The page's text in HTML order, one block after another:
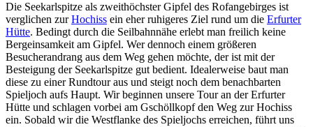
Die Seekarlspitze als zweithöchster Gipfel des Rofangebirges ist
verglichen zurHochiss ein eher ruhigeres Ziel rund um die Erfurter
Hütte. Bedingt durch die Seilbahnnähe erlebt man freilich keine
Bergeinsamkeit am Gipfel. Wer dennoch einem größeren
Besucherandrang aus dem Weg gehen möchte, der ist mit der
Besteigung der Seekarlspitze gut bedient. Idealerweise baut man
diese zu einer Rundtour aus und steigt noch dem benachbarten
Spieljoch aufs Haupt. Wir beginnen unsere Tour an der Erfurter
Hütte und schlagen vorbei am Gschöllkopf den Weg zur Hochiss
ein. Sobald wir die Westflanke des Spieljochs erreichen, führt uns